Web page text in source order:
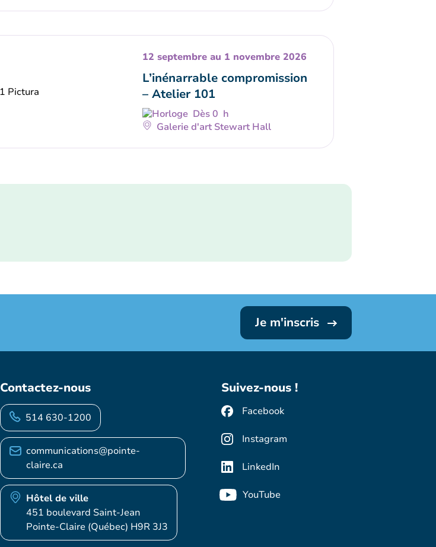
12 septembre au 1 novembre 2026
L’inénarrable compromission
– Atelier 101
Dès 0 h
Galerie d'art Stewart Hall
Je m'inscris
Contactez-nous
514 630-1200
communications@pointe-
claire.ca
Hôtel de ville
451 boulevard Saint-Jean
Pointe-Claire (Québec) H9R 3J3
Suivez-nous !
Facebook
Instagram
LinkedIn
YouTube